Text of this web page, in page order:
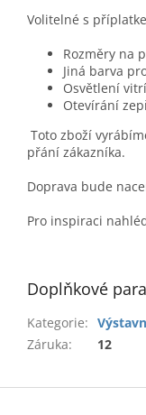
Volitelné s
Rozměry na
Jiná barva
Osvětlení
Otevírání
Toto zboží
přání zákazníka.
Doprava bude
Pro inspiraci
Doplňkové
Kategorie:
Záruka: 12
Z